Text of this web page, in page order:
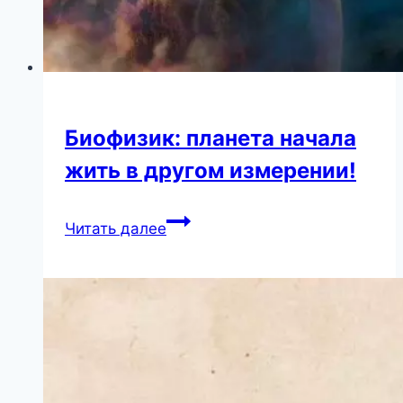
Биофизик: планета начала
жить в другом измерении!
Читать далееБиофизик: